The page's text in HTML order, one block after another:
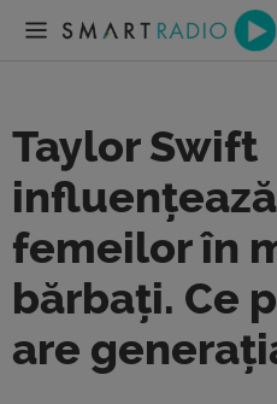
Taylor Swift
femeilor în
bărbați. Ce
are